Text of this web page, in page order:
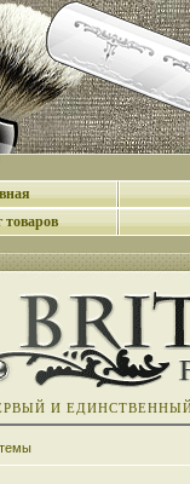
товаров
И